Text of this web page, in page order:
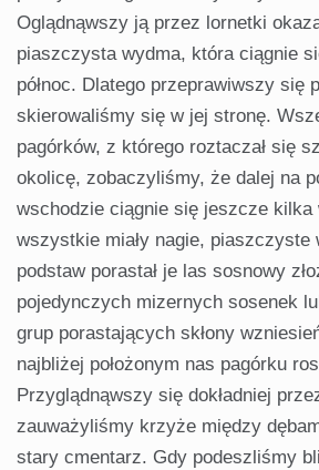
Oglądnąwszy ją przez lornetki
piaszczysta wydma, która ciągnie
północ. Dlatego przeprawiw­szy się
skierowaliśmy się w jej stronę.
pagórków, z którego roztaczał się
okolicę, zobaczyliśmy, że dalej na
wschodzie ciągnie się jeszcze kilka
wszystkie miały nagie, piaszczyste
pod­staw porastał je las sosnowy
pojedynczych mizer­nych sosenek
grup porastających skłony
najbliżej położonym nas pagórku
Przyglądnąwszy się dokładniej
zauważyliśmy krzyże między
stary cmentarz. Gdy podeszliśmy